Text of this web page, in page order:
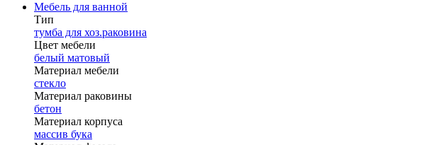
Мебель для ванной
Тип
тумба для хоз.раковина
Цвет мебели
белый матовый
Материал мебели
стекло
Материал раковины
бетон
Материал корпуса
массив бука